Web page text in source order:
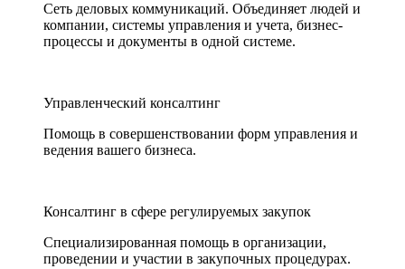
Сеть деловых коммуникаций. Объединяет людей и
компании, системы управления и учета, бизнес-
процессы и документы в одной системе.
Управленческий консалтинг
Помощь в совершенствовании форм управления и
ведения вашего бизнеса.
Консалтинг в сфере регулируемых закупок
Специализированная помощь в организации,
проведении и участии в закупочных процедурах.